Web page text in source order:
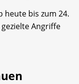
heute bis zum 24.
Angriffe